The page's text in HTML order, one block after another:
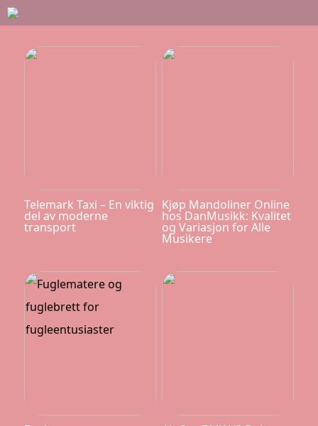
Telemark Taxi – En viktig
del av moderne
transport
Kjøp Mandoliner Online
hos DanMusikk: Kvalitet
og Variasjon for Alle
Musikere